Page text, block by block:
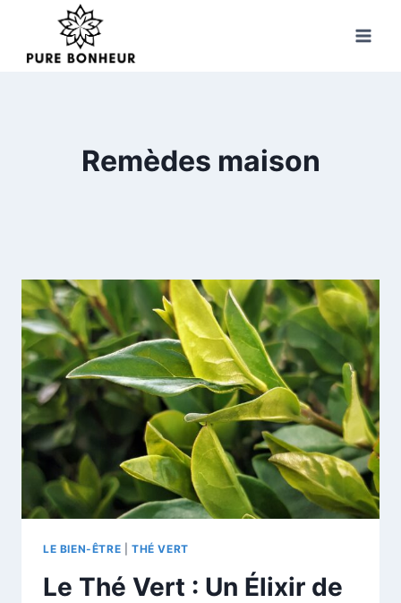
content
Remèdes maison
LE BIEN-ÊTRE THÉ VERT
Le Thé Vert : Un Élixir de